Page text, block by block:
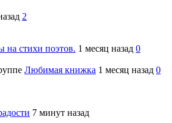
2
на стихи поэтов. 1 месяц назад 0
Любимая книжка 1 месяц назад 0
7 минут назад